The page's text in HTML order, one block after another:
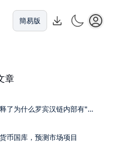
簡易版
章
了为什么罗宾汉链内部有"两
币国库，预测市场项目